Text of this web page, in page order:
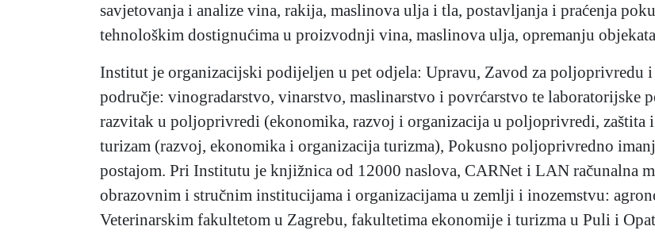
savjetovanja i analize vina, rakija, maslinova ulja i tla, postavljanja i praćenja
tehnološkim dostignućima u proizvodnji vina, maslinova ulja, opremanju
Institut je organizacijski podijeljen u pet odjela: Upravu, Zavod za poljoprivredu
područje: vinogradarstvo, vinarstvo, maslinarstvo i povrćarstvo te laboratorijske
razvitak u poljoprivredi (ekonomika, razvoj i organizacija u poljoprivredi, zaštita
turizam (razvoj, ekonomika i organizacija turizma), Pokusno poljoprivredno
postajom. Pri Institutu je knjižnica od 12000 naslova, CARNet i LAN računalna
obrazovnim i stručnim institucijama i organizacijama u zemlji i inozemstvu:
Veterinarskim fakultetom u Zagrebu, fakultetima ekonomije i turizma u Puli i